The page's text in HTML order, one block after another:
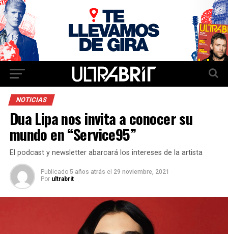
NOTICIAS
Dua Lipa nos invita a conocer su
mundo en “Service95”
El podcast y newsletter abarcará los intereses de la artista
Publicado 5 años atrás el 29 noviembre, 2021
Por ultrabrit